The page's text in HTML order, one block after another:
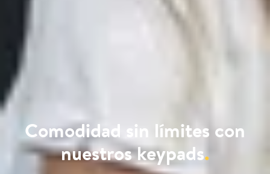
Comodidad sin límites con
nuestros keypads.